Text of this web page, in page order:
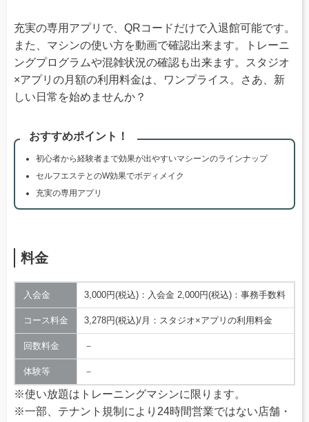
充実の専用アプリで、QRコードだけで入退館可能です。
また、マシンの使い方を動画で確認出来ます。トレーニ
ングプログラムや混雑状況の確認も出来ます。スタジオ
×アプリの月額の利用料金は、ワンプライス。さあ、新
しい日常を始めませんか？
おすすめポイント！
初心者から経験者まで効果が出やすいマシーンのラインナップ
セルフエステとのW効果でボディメイク
充実の専用アプリ
料金
入会金 3,000円(税込)：入会金 2,000円(税込)：事務手数料
コース料金 3,278円(税込)/月：スタジオ×アプリの利用料金
回数料金 －
体験等 －
※使い放題はトレーニングマシンに限ります。
※一部、テナント規制により24時間営業ではない店舗・